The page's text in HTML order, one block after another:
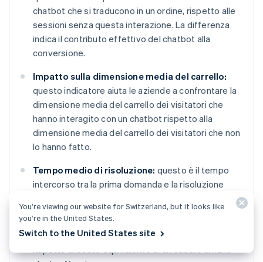
chatbot che si traducono in un ordine, rispetto alle
sessioni senza questa interazione. La differenza
indica il contributo effettivo del chatbot alla
conversione.
Impatto sulla dimensione media del carrello:
questo indicatore aiuta le aziende a confrontare la
dimensione media del carrello dei visitatori che
hanno interagito con un chatbot rispetto alla
dimensione media del carrello dei visitatori che non
lo hanno fatto.
Tempo medio di risoluzione: questo è il tempo
intercorso tra la prima domanda e la risoluzione
Costo per interazione:
diviso per il numero di conversazioni gestite,
rispetto al costo equivalente di un essere umano
You’re viewing our website for Switzerland, but it looks like
you’re in the United States.
Switch to the United States site